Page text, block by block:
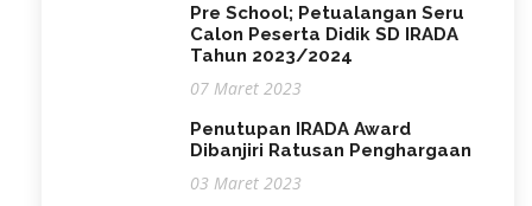
Pre School; Petualangan Seru
Calon Peserta Didik SD IRADA
Tahun 2023/2024
07 Maret 2023
Penutupan IRADA Award
Dibanjiri Ratusan Penghargaan
03 Maret 2023